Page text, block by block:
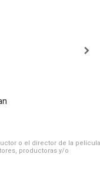
o el director de la
productoras y/o